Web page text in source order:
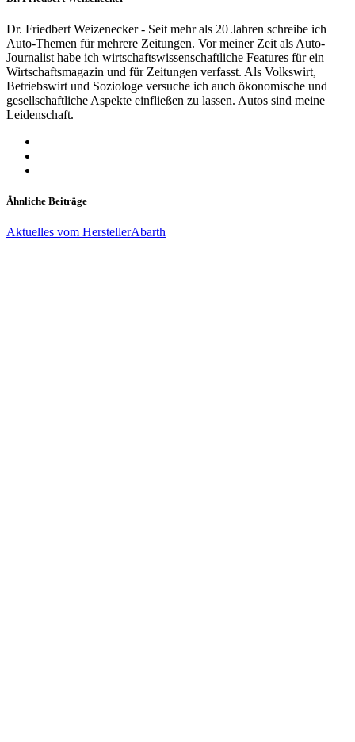
Dr. Friedbert Weizenecker - Seit mehr als 20 Jahren schreibe ich
Auto-Themen für mehrere Zeitungen. Vor meiner Zeit als Auto-
Journalist habe ich wirtschaftswissenschaftliche Features für ein
Wirtschaftsmagazin und für Zeitungen verfasst. Als Volkswirt,
Betriebswirt und Soziologe versuche ich auch ökonomische und
gesellschaftliche Aspekte einfließen zu lassen. Autos sind meine
Leidenschaft.
Ähnliche Beiträge
Aktuelles vom HerstellerAbarth